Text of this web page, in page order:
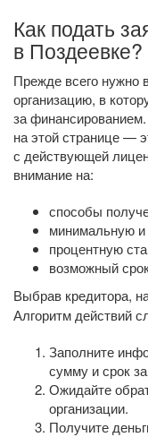
Как подать
в Поздеевке?
Прежде всего нужно
организацию, в
за
на этой странице —
с действующей
внимание на:
способы
минимальную
процентную
возможный
Выбрав кредитора,
Алгоритм действий
Заполните
сумму и срок
Ожидайте
организации.
Получите